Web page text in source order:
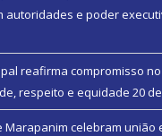
autoridades e poder
reafirma compromisso
respeito e equidade 20
Marapanim celebram união